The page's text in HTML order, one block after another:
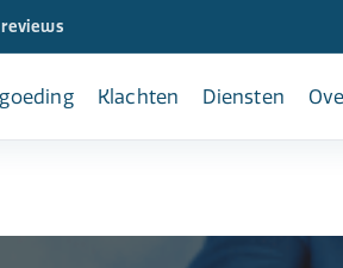
Klachten Diensten